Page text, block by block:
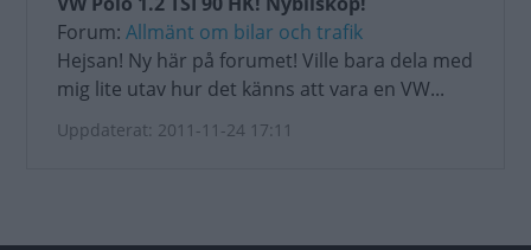
Forum: Allmänt om bilar och trafik
Hejsan! Ny här på forumet! Ville bara dela med
mig lite utav hur det känns att vara en VW...
Uppdaterat: 2011-11-24 17:11